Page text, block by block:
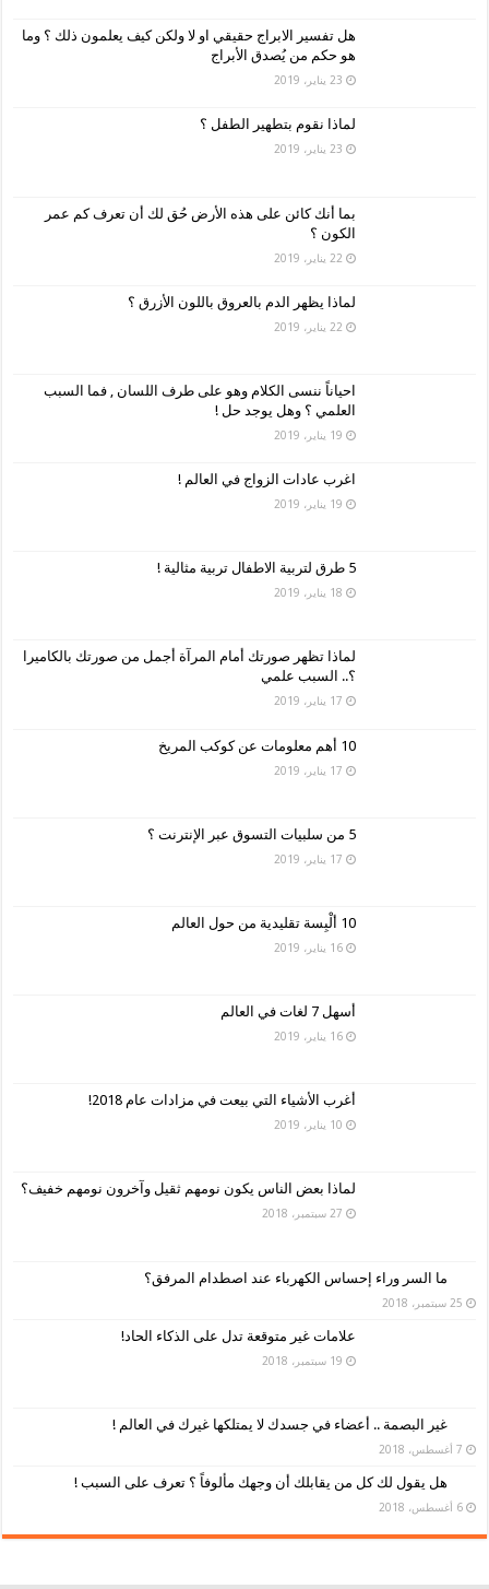
هل تفسير الابراج حقيقي او لا ولكن كيف يعلمون ذلك ؟ وما
هو حكم من يُصدق الأبراج
23 يناير، 2019
لماذا نقوم بتطهير الطفل ؟
23 يناير، 2019
بما أنك كائن على هذه الأرض حُق لك أن تعرف كم عمر
الكون ؟
22 يناير، 2019
لماذا يظهر الدم بالعروق باللون الأزرق ؟
22 يناير، 2019
احياناً ننسى الكلام وهو على طرف اللسان , فما السبب
العلمي ؟ وهل يوجد حل !
19 يناير، 2019
اغرب عادات الزواج في العالم !
19 يناير، 2019
5 طرق لتربية الاطفال تربية مثالية !
18 يناير، 2019
لماذا تظهر صورتك أمام المرآة أجمل من صورتك بالكاميرا
؟.. السبب علمي
17 يناير، 2019
10 أهم معلومات عن كوكب المريخ
17 يناير، 2019
5 من سلبيات التسوق عبر الإنترنت ؟
17 يناير، 2019
10 ألْبِسة تقليدية من حول العالم
16 يناير، 2019
أسهل 7 لغات في العالم
16 يناير، 2019
أغرب الأشياء التي بيعت في مزادات عام 2018!
10 يناير، 2019
لماذا بعض الناس يكون نومهم ثقيل وآخرون نومهم خفيف؟
27 سبتمبر، 2018
ما السر وراء إحساس الكهرباء عند اصطدام المرفق؟
25 سبتمبر، 2018
علامات غير متوقعة تدل على الذكاء الحاد!
19 سبتمبر، 2018
غير البصمة .. أعضاء في جسدك لا يمتلكها غيرك في العالم !
7 أغسطس، 2018
هل يقول لك كل من يقابلك أن وجهك مألوفاً ؟ تعرف على السبب !
6 أغسطس، 2018